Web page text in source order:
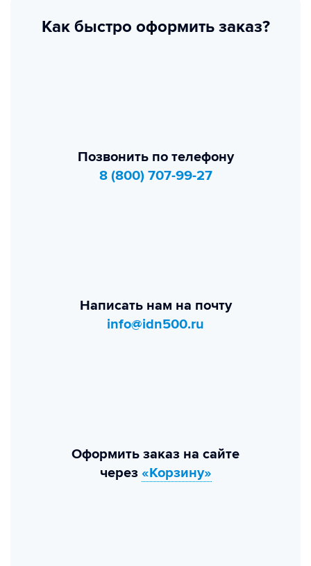
Как быстро оформить заказ?
Позвонить по телефону
8 (800) 707-99-27
Написать нам на почту
info@idn500.ru
Оформить заказ на сайте
через «Корзину»